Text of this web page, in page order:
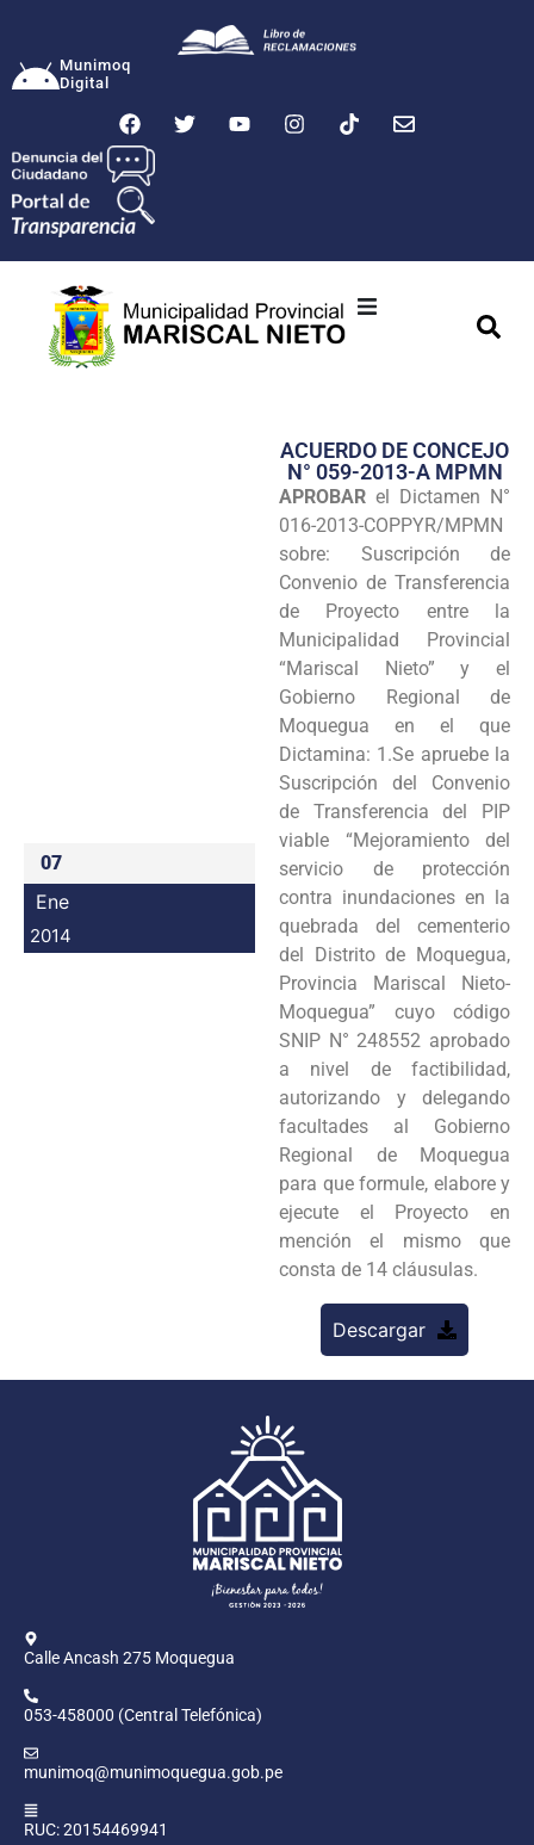
Munimoq
Digital
Transparencia
Programas
Intranet
07
Ene
2014
ACUERDO DE CONCEJO
N° 059-2013-A MPMN
APROBAR el Dictamen N°
016-2013-COPPYR/MPMN
sobre: Suscripción de
Convenio de Transferencia
de Proyecto entre la
Municipalidad Provincial
“Mariscal Nieto” y el
Gobierno Regional de
Moquegua en el que
Dictamina: 1.Se apruebe la
Suscripción del Convenio
de Transferencia del PIP
viable “Mejoramiento del
servicio de protección
contra inundaciones en la
quebrada del cementerio
del Distrito de Moquegua,
Provincia Mariscal Nieto-
Moquegua” cuyo código
SNIP N° 248552 aprobado
a nivel de factibilidad,
autorizando y delegando
facultades al Gobierno
Regional de Moquegua
para que formule, elabore y
ejecute el Proyecto en
mención el mismo que
consta de 14 cláusulas.
Descargar
Calle Ancash 275 Moquegua
053-458000 (Central Telefónica)
munimoq@munimoquegua.gob.pe
RUC: 20154469941